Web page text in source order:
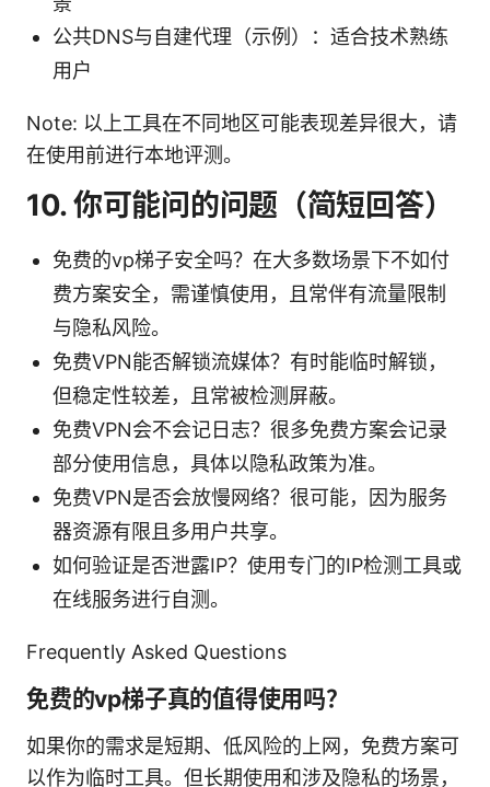
公共DNS与自建代理（示例）：适合技术熟练
用户
Note: 以上工具在不同地区可能表现差异很大，请
在使用前进行本地评测。
10. 你可能问的问题（简短回答）
免费的vp梯子安全吗？在大多数场景下不如付
费方案安全，需谨慎使用，且常伴有流量限制
与隐私风险。
免费VPN能否解锁流媒体？有时能临时解锁，
但稳定性较差，且常被检测屏蔽。
免费VPN会不会记日志？很多免费方案会记录
部分使用信息，具体以隐私政策为准。
免费VPN是否会放慢网络？很可能，因为服务
器资源有限且多用户共享。
如何验证是否泄露IP？使用专门的IP检测工具或
在线服务进行自测。
Frequently Asked Questions
免费的vp梯子真的值得使用吗？
如果你的需求是短期、低风险的上网，免费方案可
以作为临时工具。但长期使用和涉及隐私的场景，